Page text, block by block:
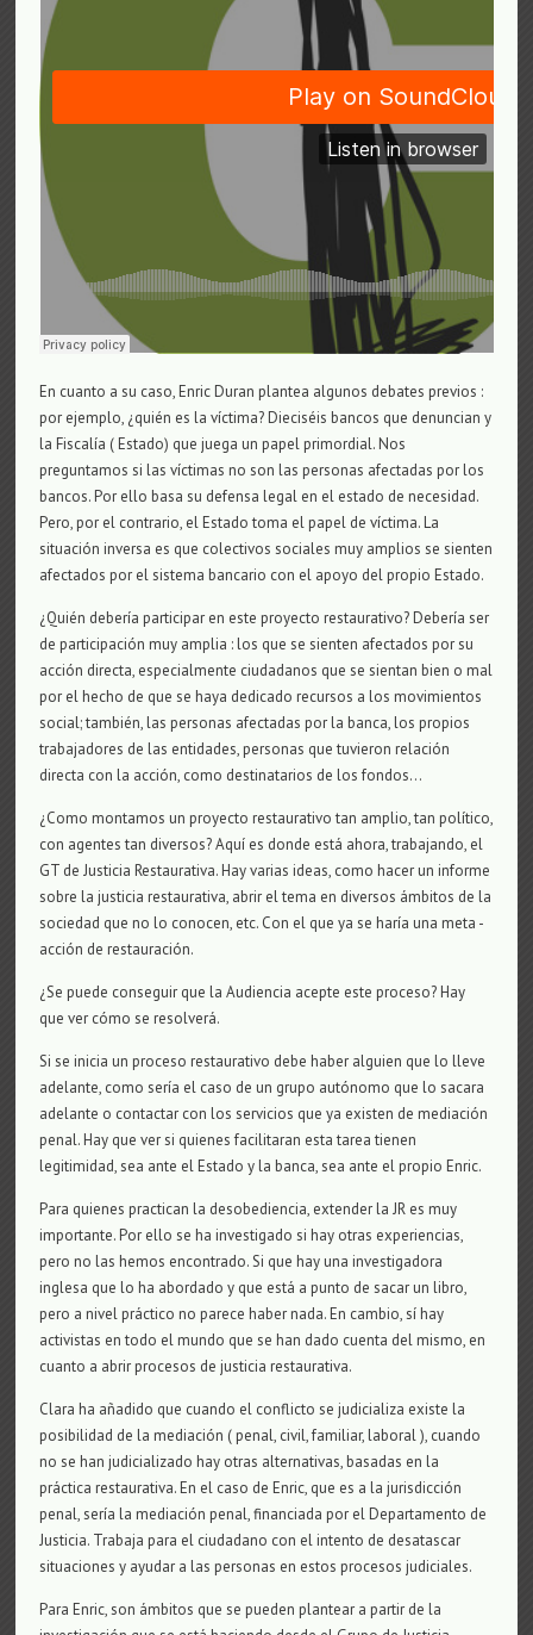
En cuanto a su caso, Enric Duran plantea algunos debates previos :
por ejemplo, ¿quién es la víctima? Dieciséis bancos que denuncian y
la Fiscalía ( Estado) que juega un papel primordial. Nos
preguntamos si las víctimas no son las personas afectadas por los
bancos. Por ello basa su defensa legal en el estado de necesidad.
Pero, por el contrario, el Estado toma el papel de víctima. La
situación inversa es que colectivos sociales muy amplios se sienten
afectados por el sistema bancario con el apoyo del propio Estado.
¿Quién debería participar en este proyecto restaurativo? Debería ser
de participación muy amplia : los que se sienten afectados por su
acción directa, especialmente ciudadanos que se sientan bien o mal
por el hecho de que se haya dedicado recursos a los movimientos
social; también, las personas afectadas por la banca, los propios
trabajadores de las entidades, personas que tuvieron relación
directa con la acción, como destinatarios de los fondos…
¿Como montamos un proyecto restaurativo tan amplio, tan político,
con agentes tan diversos? Aquí es donde está ahora, trabajando, el
GT de Justicia Restaurativa. Hay varias ideas, como hacer un informe
sobre la justicia restaurativa, abrir el tema en diversos ámbitos de la
sociedad que no lo conocen, etc. Con el que ya se haría una meta -
acción de restauración.
¿Se puede conseguir que la Audiencia acepte este proceso? Hay
que ver cómo se resolverá.
Si se inicia un proceso restaurativo debe haber alguien que lo lleve
adelante, como sería el caso de un grupo autónomo que lo sacara
adelante o contactar con los servicios que ya existen de mediación
penal. Hay que ver si quienes facilitaran esta tarea tienen
legitimidad, sea ante el Estado y la banca, sea ante el propio Enric.
Para quienes practican la desobediencia, extender la JR es muy
importante. Por ello se ha investigado si hay otras experiencias,
pero no las hemos encontrado. Si que hay una investigadora
inglesa que lo ha abordado y que está a punto de sacar un libro,
pero a nivel práctico no parece haber nada. En cambio, sí hay
activistas en todo el mundo que se han dado cuenta del mismo, en
cuanto a abrir procesos de justicia restaurativa.
Clara ha añadido que cuando el conflicto se judicializa existe la
posibilidad de la mediación ( penal, civil, familiar, laboral ), cuando
no se han judicializado hay otras alternativas, basadas en la
práctica restaurativa. En el caso de Enric, que es a la jurisdicción
penal, sería la mediación penal, financiada por el Departamento de
Justicia. Trabaja para el ciudadano con el intento de desatascar
situaciones y ayudar a las personas en estos procesos judiciales.
Para Enric, son ámbitos que se pueden plantear a partir de la